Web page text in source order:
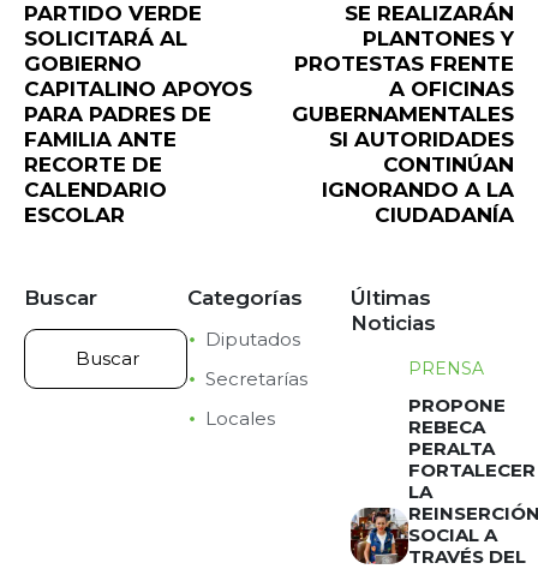
PARTIDO VERDE
SOLICITARÁ AL
GOBIERNO
CAPITALINO APOYOS
PARA PADRES DE
FAMILIA ANTE
RECORTE DE
CALENDARIO
ESCOLAR
SE REALIZARÁN
PLANTONES Y
PROTESTAS FRENTE
A OFICINAS
GUBERNAMENTALES
SI AUTORIDADES
CONTINÚAN
IGNORANDO A LA
CIUDADANÍA
Buscar Categorías
Diputados
Secretarías
Locales
Últimas
Noticias
PRENSA
PROPONE
REBECA
PERALTA
FORTALECER
LA
SOCIAL A
TRAVÉS DEL